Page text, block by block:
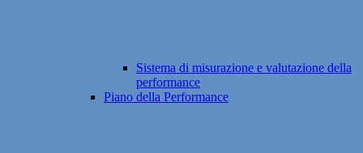
Sistema di misurazione e valutazione della
performance
Piano della Performance